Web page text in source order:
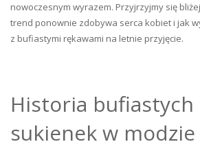
nowoczesnym wyrazem. Przyjrzyjmy się
trend ponownie zdobywa serca kobiet i jak
z bufiastymi rękawami na letnie przyjęcie.
Historia bufiastych
sukienek w modzie